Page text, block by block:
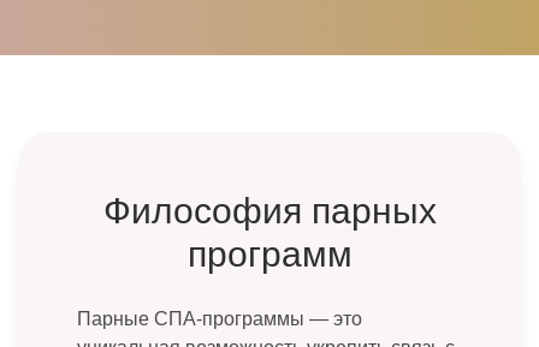
Философия парных
программ
Парные СПА-программы — это